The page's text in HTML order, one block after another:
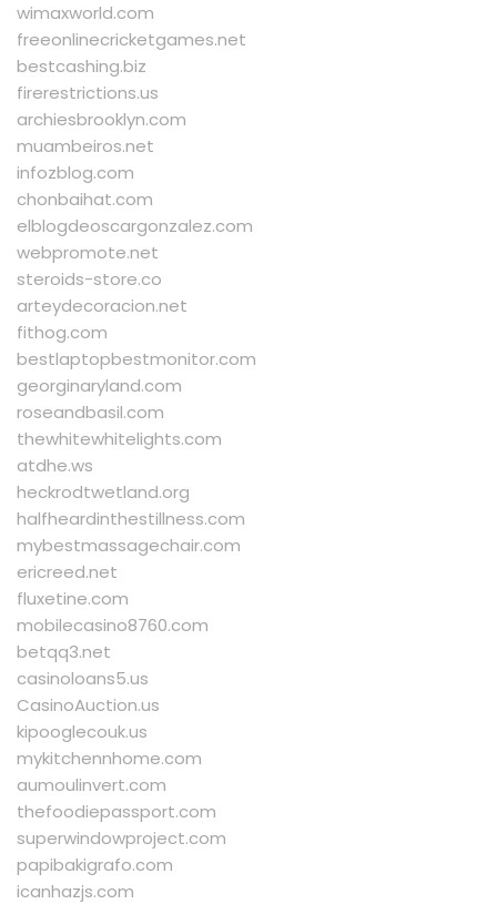
wimaxworld.com
freeonlinecricketgames.net
bestcashing.biz
firerestrictions.us
archiesbrooklyn.com
muambeiros.net
infozblog.com
chonbaihat.com
elblogdeoscargonzalez.com
webpromote.net
steroids-store.co
arteydecoracion.net
fithog.com
bestlaptopbestmonitor.com
georginaryland.com
roseandbasil.com
thewhitewhitelights.com
atdhe.ws
heckrodtwetland.org
halfheardinthestillness.com
mybestmassagechair.com
ericreed.net
fluxetine.com
mobilecasino8760.com
betqq3.net
casinoloans5.us
CasinoAuction.us
kipooglecouk.us
mykitchennhome.com
aumoulinvert.com
thefoodiepassport.com
superwindowproject.com
papibakigrafo.com
icanhazjs.com